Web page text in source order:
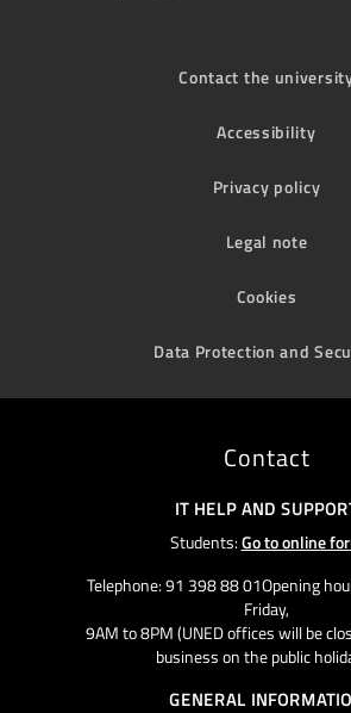
Contact the
Accessibility
Privacy policy
Legal note
Cookies
Data Protection and
Contact
IT HELP AND
Students:Go to online
Telephone: 91 398 88 01Opening
Friday,
9AM to 8PM (UNED offices will be
business on the public
GENERAL